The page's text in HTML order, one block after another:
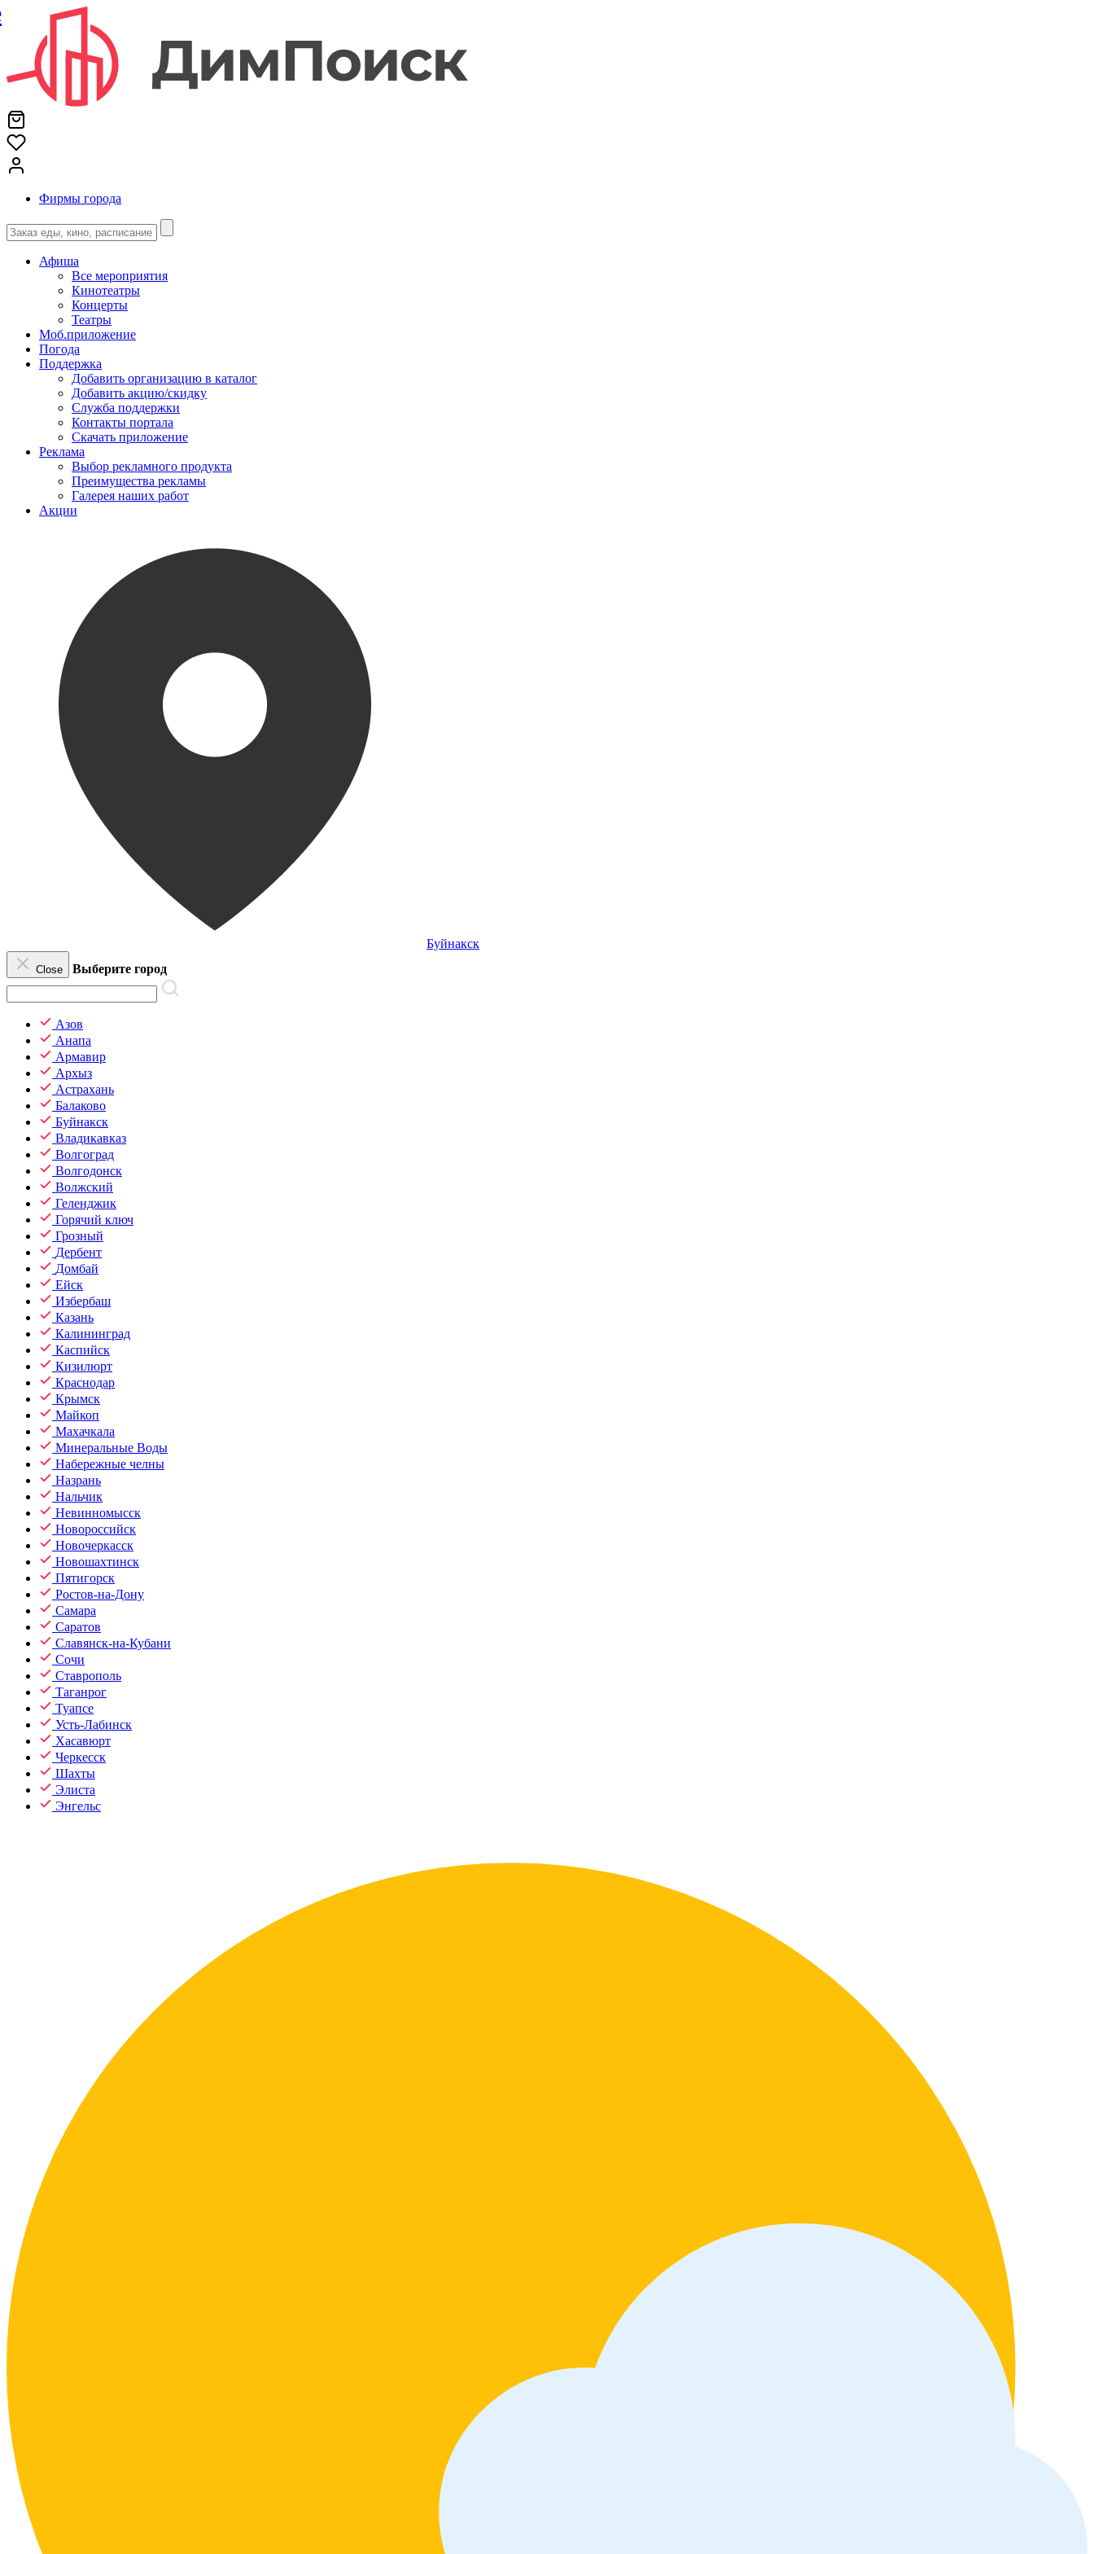
Фирмы города
Афиша
Все мероприятия
Кинотеатры
Концерты
Театры
Моб.приложение
Погода
Поддержка
Добавить организацию в каталог
Добавить акцию/скидку
Служба поддержки
Контакты портала
Скачать приложение
Реклама
Выбор рекламного продукта
Преимущества рекламы
Галерея наших работ
Акции
Буйнакск
Close Выберите город
Азов
Анапа
Армавир
Архыз
Астрахань
Балаково
Буйнакск
Владикавказ
Волгоград
Волгодонск
Волжский
Геленджик
Горячий ключ
Грозный
Дербент
Домбай
Ейск
Избербаш
Казань
Калининград
Каспийск
Кизилюрт
Краснодар
Крымск
Майкоп
Махачкала
Минеральные Воды
Набережные челны
Назрань
Нальчик
Невинномысск
Новороссийск
Новочеркасск
Новошахтинск
Пятигорск
Ростов-на-Дону
Самара
Саратов
Славянск-на-Кубани
Сочи
Ставрополь
Таганрог
Туапсе
Усть-Лабинск
Хасавюрт
Черкесск
Шахты
Элиста
Энгельс